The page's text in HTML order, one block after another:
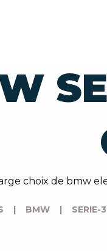
choix de bmw
| BMW | SERIE-3